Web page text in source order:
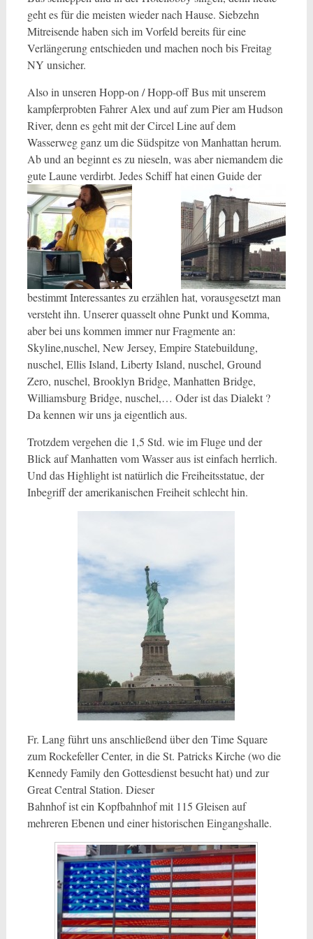
geht es für die meisten wieder nach Hause. Siebzehn
Mitreisende haben sich im Vorfeld bereits für eine
Verlängerung entschieden und machen noch bis Freitag
NY unsicher.
Also in unseren Hopp-on / Hopp-off Bus mit unserem
kampferprobten Fahrer Alex und auf zum Pier am Hudson
River, denn es geht mit der Circel Line auf dem
Wasserweg ganz um die Südspitze von Manhattan herum.
Ab und an beginnt es zu nieseln, was aber niemandem die
gute Laune verdirbt. Jedes Schiff hat einen Guide der
bestimmt Interessantes zu erzählen hat, vorausgesetzt man
versteht ihn. Unserer quasselt ohne Punkt und Komma,
aber bei uns kommen immer nur Fragmente an:
Skyline,nuschel, New Jersey, Empire Statebuildung,
nuschel, Ellis Island, Liberty Island, nuschel, Ground
Zero, nuschel, Brooklyn Bridge, Manhatten Bridge,
Williamsburg Bridge, nuschel,… Oder ist das Dialekt ?
Da kennen wir uns ja eigentlich aus.
Trotzdem vergehen die 1,5 Std. wie im Fluge und der
Blick auf Manhatten vom Wasser aus ist einfach herrlich.
Und das Highlight ist natürlich die Freiheitsstatue, der
Inbegriff der amerikanischen Freiheit schlecht hin.
Fr. Lang führt uns anschließend über den Time Square
zum Rockefeller Center, in die St. Patricks Kirche (wo die
Kennedy Family den Gottesdienst besucht hat) und zur
Great Central Station. Dieser
Bahnhof ist ein Kopfbahnhof mit 115 Gleisen auf
mehreren Ebenen und einer historischen Eingangshalle.